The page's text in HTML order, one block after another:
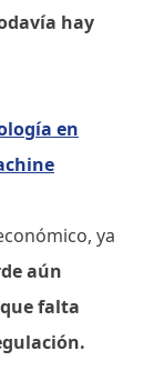
hay
en
ya
aún
falta